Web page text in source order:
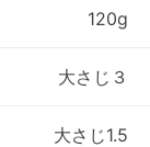
120g
大さじ３
大さじ1.5